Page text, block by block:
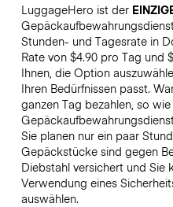
LuggageHero ist der
Stunden- und Tagesrate in
Rate von $4.90 pro Tag und
Ihnen, die Option
Ihren Bedürfnissen passt.
ganzen Tag bezahlen, so
Sie planen nur ein paar
Gepäckstücke sind gegen
Diebstahl versichert und Sie
Verwendung eines
auswählen.